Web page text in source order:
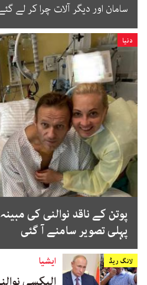
سامان اور دیگر آلات چرا کر لے
دنیا
پوتن کے ناقد نوالنی کی
پہلی تصویر سامنے آ گئی
لانگ ریڈ ایشیا